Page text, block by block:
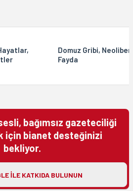
Domuz Gribi,
Fayda
bağımsız gazeteciliği
için bianet desteğinizi
bekliyor.
ILE KATKIDA BULUNUN